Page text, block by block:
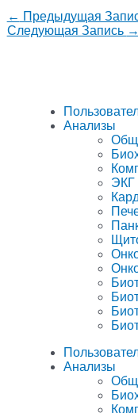
← Предыдущая
Следующая Запись →
Анализы
ЭКГ
Анализы